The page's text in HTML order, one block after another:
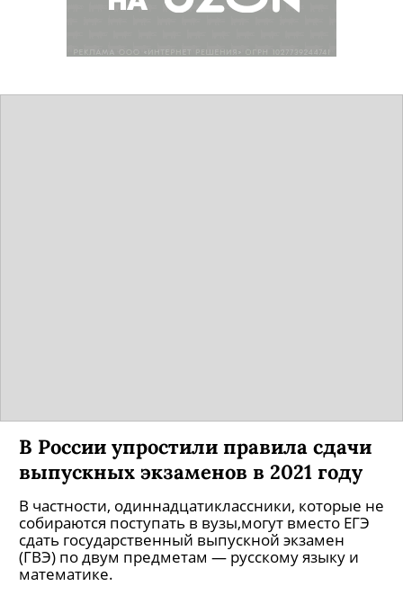
В России упростили правила сдачи
выпускных экзаменов в 2021 году
В частности, одиннадцатиклассники, которые не
собираются поступать в вузы,могут вместо ЕГЭ
сдать государственный выпускной экзамен
(ГВЭ) по двум предметам — русскому языку и
математике.